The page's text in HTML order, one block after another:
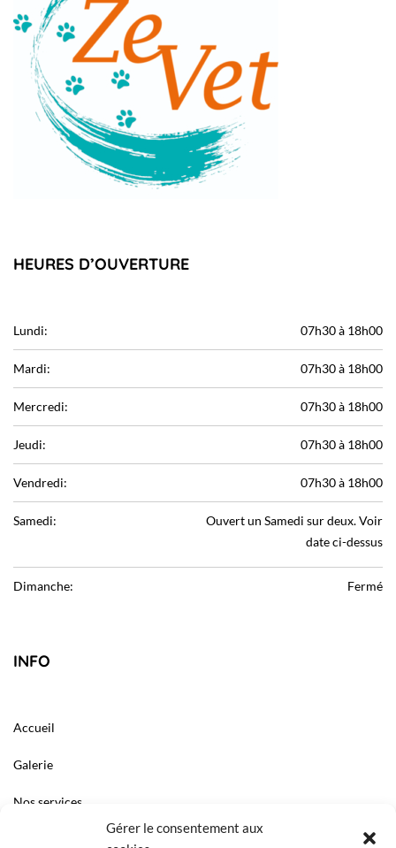
Gérer le consentement aux
HEURES D’OUVERTURE
Lundi: 07h30 à 18h00
Mardi: 07h30 à 18h00
Mercredi: 07h30 à 18h00
Jeudi: 07h30 à 18h00
Vendredi: 07h30 à 18h00
Samedi:
Ouvert un Samedi sur deux. Voir
date ci-dessus
Dimanche: Fermé
INFO
Accueil
Galerie
Nos services